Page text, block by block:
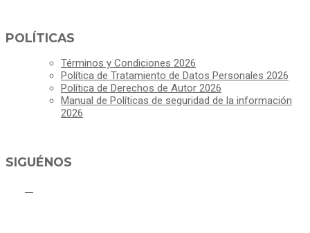
POLÍTICAS
Términos y Condiciones 2026
Política de Tratamiento de Datos Personales 2026
Política de Derechos de Autor 2026
Manual de Políticas de seguridad de la información
2026
SIGUÉNOS